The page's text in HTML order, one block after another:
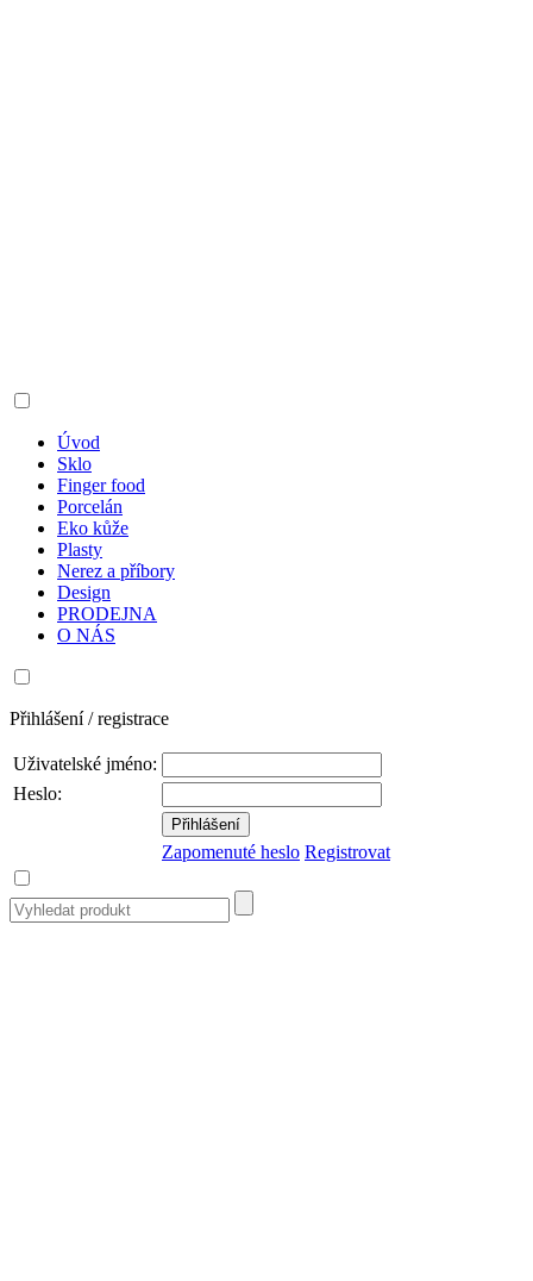
Úvod
Sklo
Finger food
Porcelán
Eko kůže
Plasty
Nerez a příbory
Design
PRODEJNA
O NÁS
Přihlášení / registrace
Uživatelské jméno:
Heslo:
Zapomenuté heslo Registrovat